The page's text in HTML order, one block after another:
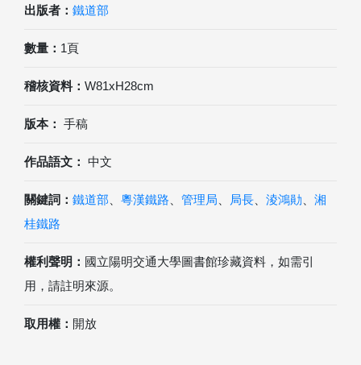
出版者： 鐵道部
數量： 1頁
稽核資料： W81xH28cm
版本： 手稿
作品語文： 中文
關鍵詞： 鐵道部 粵漢鐵路 管理局 局長 淩鴻勛
湘
桂鐵路
權利聲明： 國立陽明交通大學圖書館珍藏資料，如需引
用，請註明來源。
取用權： 開放